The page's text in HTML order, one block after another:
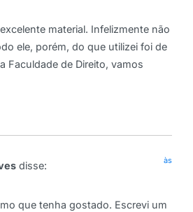
material. Infelizmente não
ele, porém, do que utilizei foi de
Faculdade de Direito, vamos
disse: às
que tenha gostado. Escrevi um